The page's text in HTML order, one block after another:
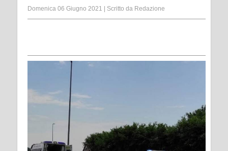
Domenica 06 Giugno 2021 Scritto da Redazione